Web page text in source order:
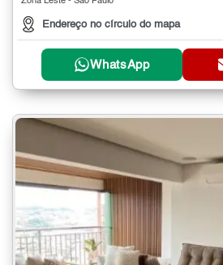
Endereço no círculo do mapa
WhatsApp